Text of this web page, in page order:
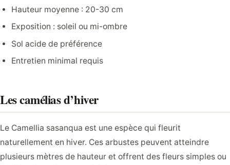
Hauteur moyenne : 20-30 cm
Exposition : soleil ou mi-ombre
Sol acide de préférence
Entretien minimal requis
Les camélias d’hiver
Le Camellia sasanqua est une espèce qui fleurit
naturellement en hiver. Ces arbustes peuvent atteindre
plusieurs mètres de hauteur et offrent des fleurs simples ou